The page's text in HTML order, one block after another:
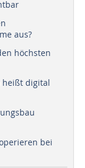
aus?
höchsten
heißt digital
bei